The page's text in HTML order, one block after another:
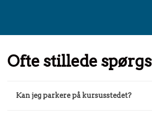
Ofte stillede
Kan jeg parkere på kursusstedet?